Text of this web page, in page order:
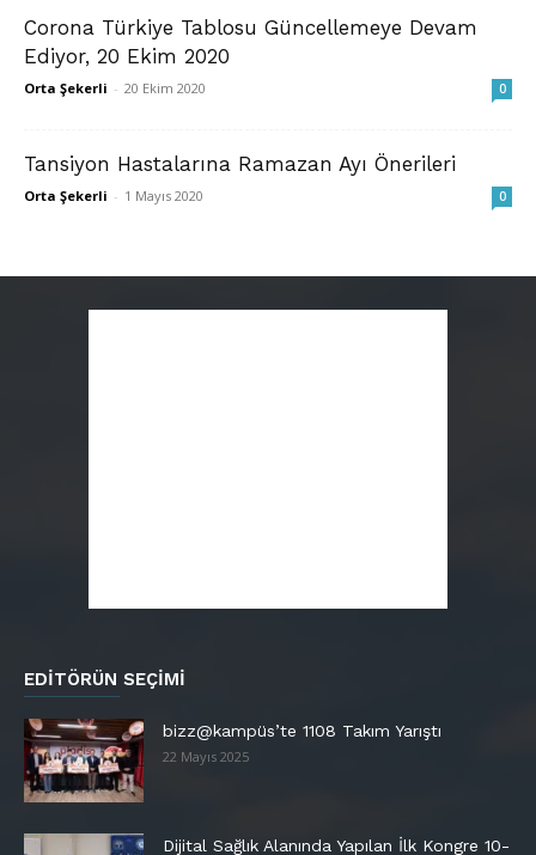
Corona Türkiye Tablosu Güncellemeye Devam
Ediyor, 20 Ekim 2020
Orta Şekerli - 20 Ekim 2020 0
Tansiyon Hastalarına Ramazan Ayı Önerileri
Orta Şekerli - 1 Mayıs 2020 0
EDITÖRÜN SEÇIMI
bizz@kampüs’te 1108 Takım Yarıştı
22 Mayıs 2025
Dijital Sağlık Alanında Yapılan İlk Kongre 10-